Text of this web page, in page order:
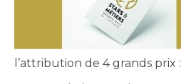
l’attribution de 4 grands prix :